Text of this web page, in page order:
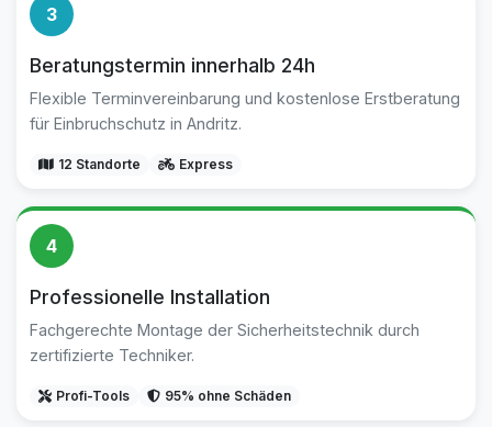
3
Beratungstermin innerhalb 24h
Flexible Terminvereinbarung und kostenlose Erstberatung
für Einbruchschutz in Andritz.
12 Standorte Express
4
Professionelle Installation
Fachgerechte Montage der Sicherheitstechnik durch
zertifizierte Techniker.
Profi-Tools 95% ohne Schäden